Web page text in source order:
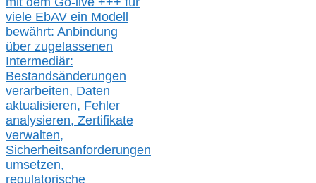
viele EbAV ein Modell
bewährt: Anbindung
über zugelassenen
Intermediär:
Bestandsänderungen
verarbeiten, Daten
aktualisieren, Fehler
analysieren, Zertifikate
verwalten,
Sicherheitsanforderungen
umsetzen,
regulatorische